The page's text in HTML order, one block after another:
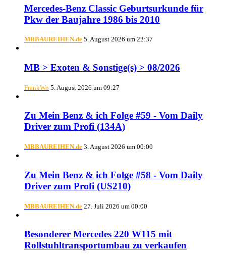
Mercedes-Benz Classic Geburtsurkunde für
Pkw der Baujahre 1986 bis 2010
MBBAUREIHEN.de 5. August 2026 um 22:37
MB > Exoten & Sonstige(s) > 08/2026
FrankWo 5. August 2026 um 09:27
Zu Mein Benz & ich Folge #59 - Vom Daily
Driver zum Profi (134A)
MBBAUREIHEN.de 3. August 2026 um 00:00
Zu Mein Benz & ich Folge #58 - Vom Daily
Driver zum Profi (US210)
MBBAUREIHEN.de 27. Juli 2026 um 00:00
Besonderer Mercedes 220 W115 mit
Rollstuhltransportumbau zu verkaufen